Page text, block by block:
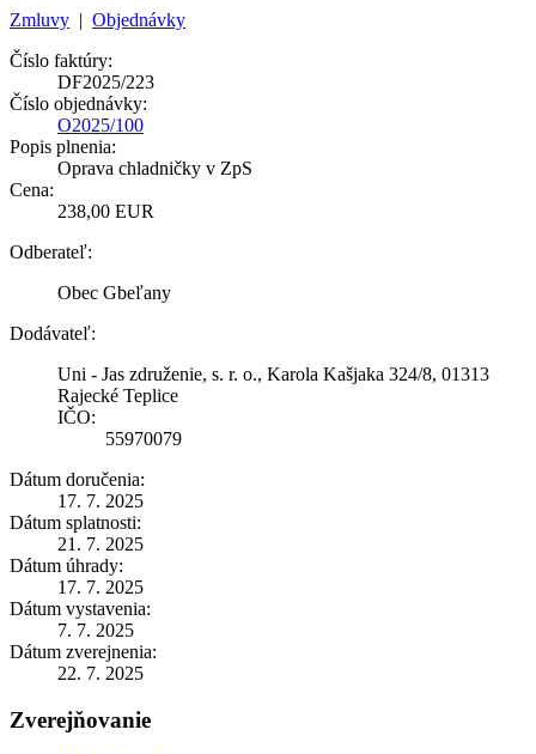
Zmluvy | Objednávky
Číslo faktúry:
DF2025/223
Číslo objednávky:
O2025/100
Popis plnenia:
Oprava chladničky v ZpS
Cena:
238,00 EUR
Odberateľ:
Obec Gbeľany
Dodávateľ:
Uni - Jas združenie, s. r. o., Karola Kašjaka 324/8, 01313
Rajecké Teplice
IČO:
55970079
Dátum doručenia:
17. 7. 2025
Dátum splatnosti:
21. 7. 2025
Dátum úhrady:
17. 7. 2025
Dátum vystavenia:
7. 7. 2025
Dátum zverejnenia:
22. 7. 2025
Zverejňovanie